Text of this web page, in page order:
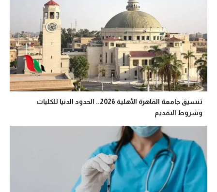
تنسيق جامعة القاهرة الأهلية 2026.. الحدود الدنيا للكليات
وشروط التقديم